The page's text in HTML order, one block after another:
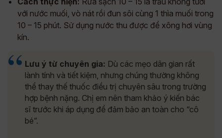
với nước muối, vò nát rồi đun sôi cùng 1 thìa muối trong
10 – 15 phút. Sử dụng nước thu được để xông hơi vùng
kín.
Lưu ý từ chuyên gia: Dù các mẹo dân gian rất
lành tính và tiết kiệm, nhưng chúng thường không
thể thay thế thuốc điều trị chuyên sâu trong trường
hợp bệnh nặng. Chị em nên tham khảo ý kiến bác
sĩ trước khi áp dụng để đảm bảo an toàn cho “cô
bé”.